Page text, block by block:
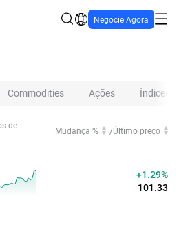
Negocie Agora
Commodities Ações Índices
de
Mudança % /Último preço
+1.29%
101.33